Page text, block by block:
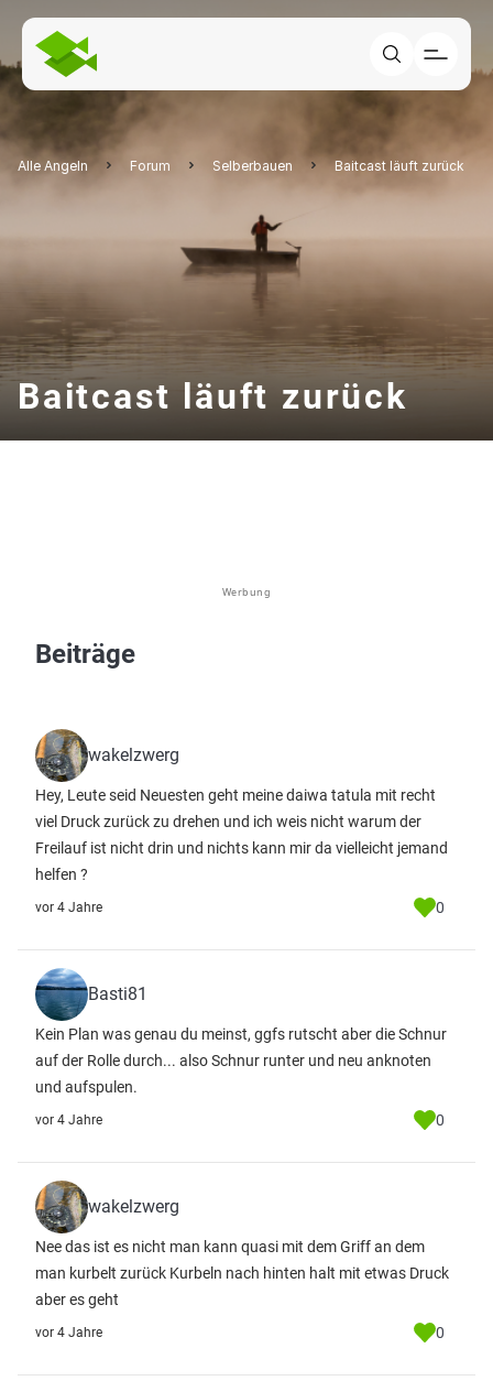
Alle Angeln Forum Selberbauen Baitcast läuft zurück
Baitcast läuft zurück
Werbung
Beiträge
wakelzwerg
Hey, Leute seid Neuesten geht meine daiwa tatula mit recht
viel Druck zurück zu drehen und ich weis nicht warum der
Freilauf ist nicht drin und nichts kann mir da vielleicht jemand
helfen ?
vor 4 Jahre 0
Basti81
Kein Plan was genau du meinst, ggfs rutscht aber die Schnur
auf der Rolle durch... also Schnur runter und neu anknoten
und aufspulen.
vor 4 Jahre 0
wakelzwerg
Nee das ist es nicht man kann quasi mit dem Griff an dem
man kurbelt zurück Kurbeln nach hinten halt mit etwas Druck
aber es geht
vor 4 Jahre 0